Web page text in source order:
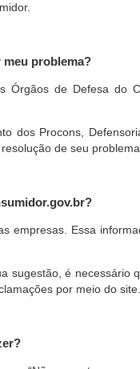
meu problema?
Órgãos de Defesa
dos Procons,
de seu
empresas. Essa
sugestão, é
por meio do site.